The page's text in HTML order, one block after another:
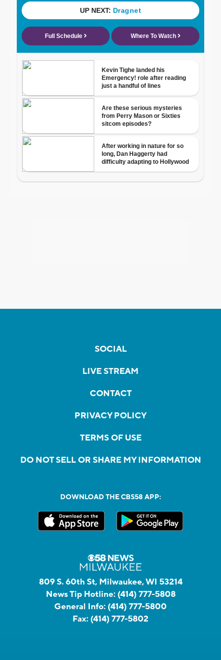
SOCIAL
LIVE STREAM
CONTACT
PRIVACY POLICY
TERMS OF USE
DO NOT SELL OR SHARE MY INFORMATION
DOWNLOAD THE CBS58 APP:
809 S. 60th St, Milwaukee, WI 53214
News Tip Hotline: (414) 777-5808
General Info: (414) 777-5800
Fax: (414) 777-5802